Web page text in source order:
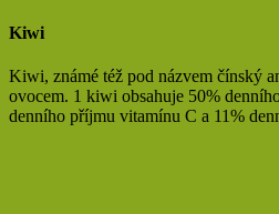
Kiwi
Kiwi, známé též pod názvem čínský
ovocem. 1 kiwi obsahuje 50%
denního příjmu vitamínu C a 11%